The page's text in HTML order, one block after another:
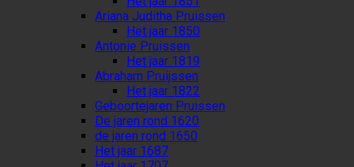
Ariana Juditha Pruissen
Het jaar 1850
Antonie Pruissen
Het jaar 1819
Abraham Pruijssen
Het jaar 1822
Geboortejaren Pruissen
De jaren rond 1620
de jaren rond 1650
Het jaar 1687